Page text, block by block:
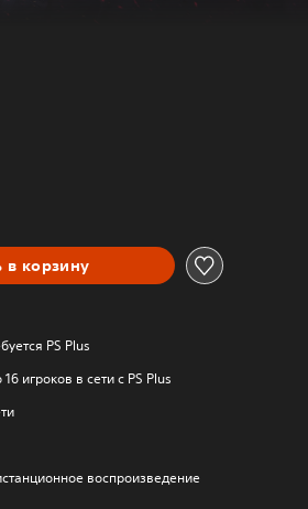
в корзину
PS Plus
игроков в сети с PS Plus
воспроизведение